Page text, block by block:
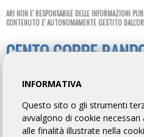
ARI NON E' RESPONSABILE DELLE INFORMAZIONI
CONTENUTO E' AUTONOMAMENTE GESTITO
CENTO GOBBE
AMSPO RHO
TORNA AL BREVETTO
INFORMATIVA
Questo sito o gli strumenti
avvalgono di cookie
alle finalità illustrate nella